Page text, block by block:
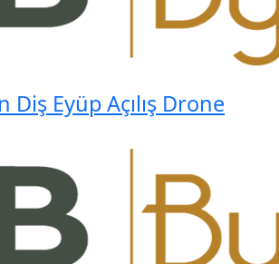
Diş Eyüp Açılış Drone